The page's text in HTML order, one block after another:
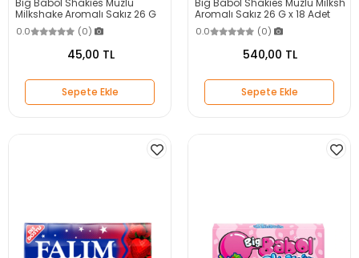
Big Babol Shakies Muzlu
Milkshake Aromalı Sakız 26 G
0.0 (0)
45,00 TL
Sepete Ekle
Big Babol Shakies Muzlu Milksh
Aromalı Sakız 26 G x 18 Adet
0.0 (0)
540,00 TL
Sepete Ekle